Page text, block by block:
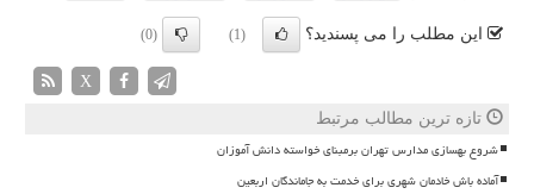
این مطلب را می پسندید؟ (1)
(0)
X
تازه ترین مطالب مرتبط
شروع بهسازی مدارس تهران برمبنای خواسته دانش آموزان
آماده باش خادمان شهری برای خدمت به جاماندگان اربعین